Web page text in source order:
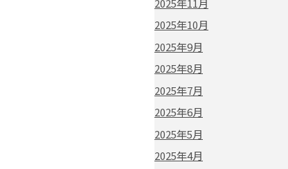
2025年10月
2025年9月
2025年8月
2025年7月
2025年6月
2025年5月
2025年4月